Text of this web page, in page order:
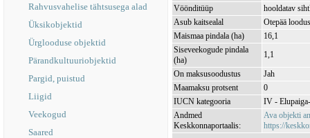
Rahvusvahelise tähtsusega alad
Üksikobjektid
Ürglooduse objektid
Pärandkultuuriobjektid
Pargid, puistud
Liigid
Veekogud
Saared
Vöönditüüp
hooldatav
Asub kaitsealal
Otepää
Maismaa pindala (ha)
16,1
Siseveekogude pindala
(ha)
1,1
On maksusoodustus
Jah
Maamaksu protsent
0
IUCN kategooria
IV -
Andmed
Keskkonnaportaalis:
Ava objekti
https://